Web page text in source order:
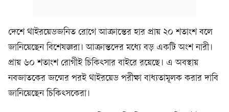
দেশে থাইরয়েডজনিত রোগে আক্রান্তের হার প্রায় ২০ শতাংশ বলে
জানিয়েছেন বিশেষজ্ঞরা। আক্রান্তদের মধ্যে বড় একটি অংশ নারী।
প্রায় ৬০ শতাংশ রোগীই চিকিৎসার বাইরে রয়েছে। এ অবস্থায়
নবজাতকের জন্মের পরই থাইরয়েড পরীক্ষা বাধ্যতামূলক করার দাবি
জানিয়েছেন চিকিৎসকেরা।